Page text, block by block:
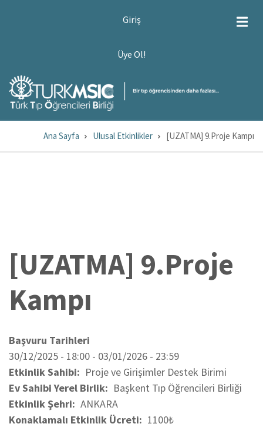
Giriş
Üye Ol!
SayfaAna Sayfa Ulusal Etkinlikler [UZATMA] 9.Proje Kampı
[UZATMA] 9.Proje
Kampı
Başvuru Tarihleri
30/12/2025 - 18:00 - 03/01/2026 - 23:59
Etkinlik Sahibi
Proje ve Girişimler Destek Birimi
Ev Sahibi Yerel Birlik
Başkent Tıp Öğrencileri Birliği
Etkinlik Şehri
ANKARA
Konaklamalı Etkinlik Ücreti
1100₺